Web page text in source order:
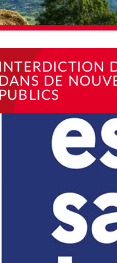
INTERDICTION
DANS DE
PUBLICS